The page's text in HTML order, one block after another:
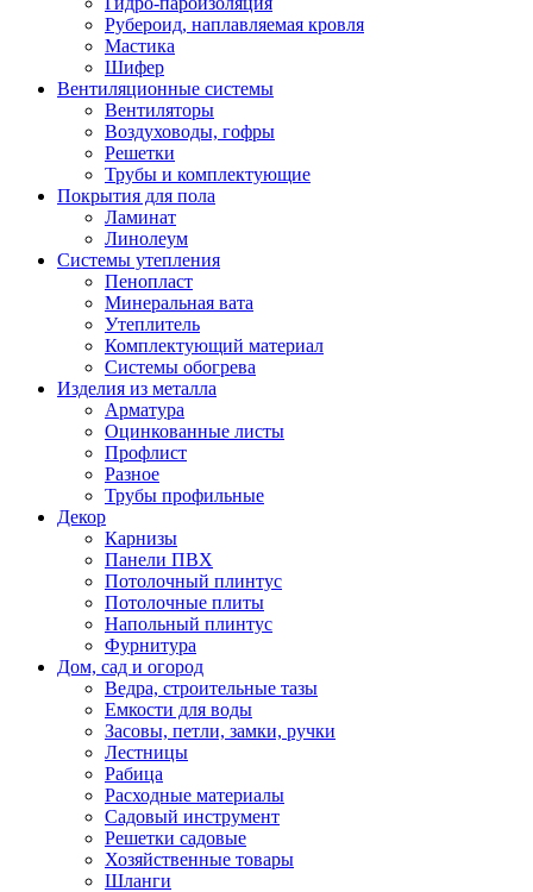
Рубероид, наплавляемая кровля
Мастика
Шифер
Вентиляционные системы
Вентиляторы
Воздуховоды, гофры
Решетки
Трубы и комплектующие
Покрытия для пола
Ламинат
Линолеум
Системы утепления
Пенопласт
Минеральная вата
Утеплитель
Комплектующий материал
Системы обогрева
Изделия из металла
Арматура
Оцинкованные листы
Профлист
Разное
Трубы профильные
Декор
Карнизы
Панели ПВХ
Потолочный плинтус
Потолочные плиты
Напольный плинтус
Фурнитура
Дом, сад и огород
Ведра, строительные тазы
Емкости для воды
Засовы, петли, замки, ручки
Лестницы
Рабица
Расходные материалы
Садовый инструмент
Решетки садовые
Хозяйственные товары
Шланги